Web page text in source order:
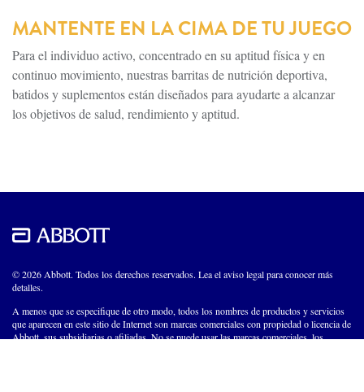
MANTENTE EN LA CIMA DE TU JUEGO
Para el individuo activo, concentrado en su aptitud física y en
continuo movimiento, nuestras barritas de nutrición deportiva,
batidos y suplementos están diseñados para ayudarte a alcanzar
los objetivos de salud, rendimiento y aptitud.
© 2026 Abbott. Todos los derechos reservados. Lea el aviso legal para conocer más
detalles.
A menos que se especifique de otro modo, todos los nombres de productos y servicios
que aparecen en este sitio de Internet son marcas comerciales con propiedad o licencia de
Abbott, sus subsidiarias o afiliadas. No se puede usar las marcas comerciales, los